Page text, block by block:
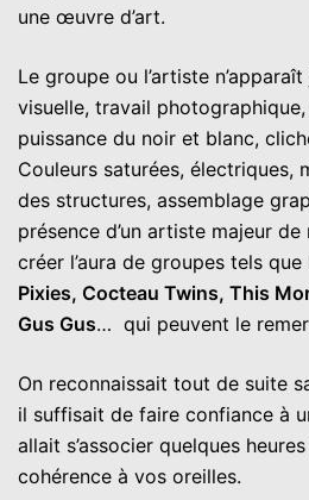
une œuvre d’art.
Le groupe ou l’artiste
visuelle, travail
puissance du noir et blanc,
Couleurs saturées, électriques,
des structures, assemblage
présence d’un artiste majeur
créer l’aura de groupes tels que
Pixies, Cocteau Twins, This
Gus Gus… qui peuvent le
On reconnaissait tout de suite
il suffisait de faire confiance à
allait s’associer quelques
cohérence à vos oreilles.